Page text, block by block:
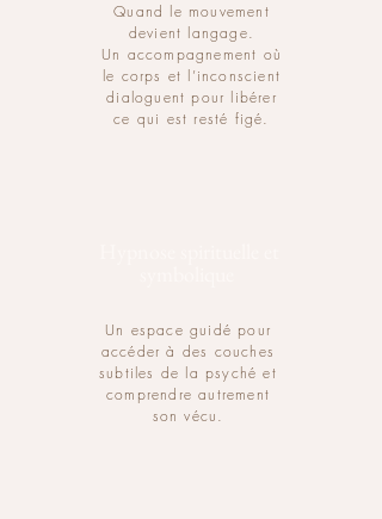
Quand le mouvement
devient langage.
Un accompagnement où
le corps et l’inconscient
dialoguent pour libérer
ce qui est resté figé.
Un espace guidé pour
accéder à des couches
subtiles de la psyché et
comprendre autrement
son vécu.